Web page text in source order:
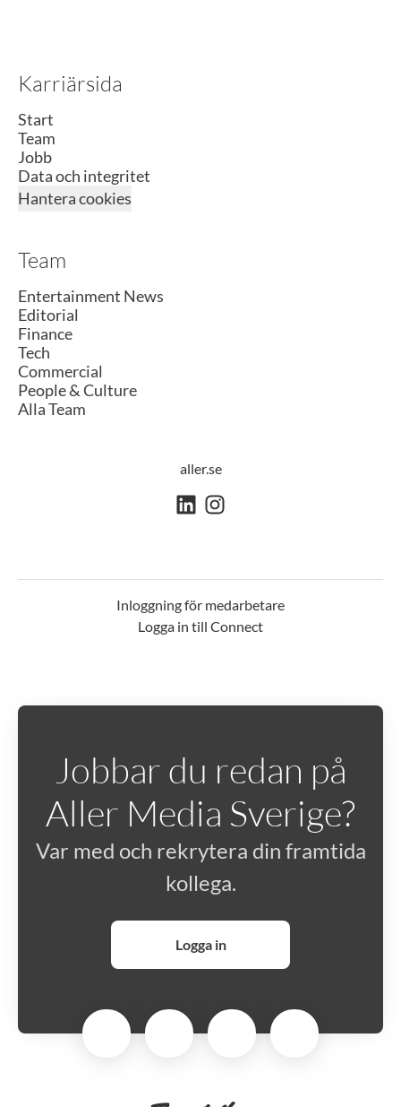
Karriärsida
Start
Team
Jobb
Data och integritet
Hantera cookies
Team
Entertainment News
Editorial
Finance
Tech
Commercial
People & Culture
Alla Team
aller.se
Inloggning för medarbetare
Logga in till Connect
Jobbar du redan på
Aller Media Sverige?
Var med och rekrytera din framtida
kollega.
Logga in